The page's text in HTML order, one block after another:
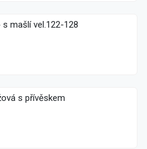
mašlí vel.122-128
s přívěskem